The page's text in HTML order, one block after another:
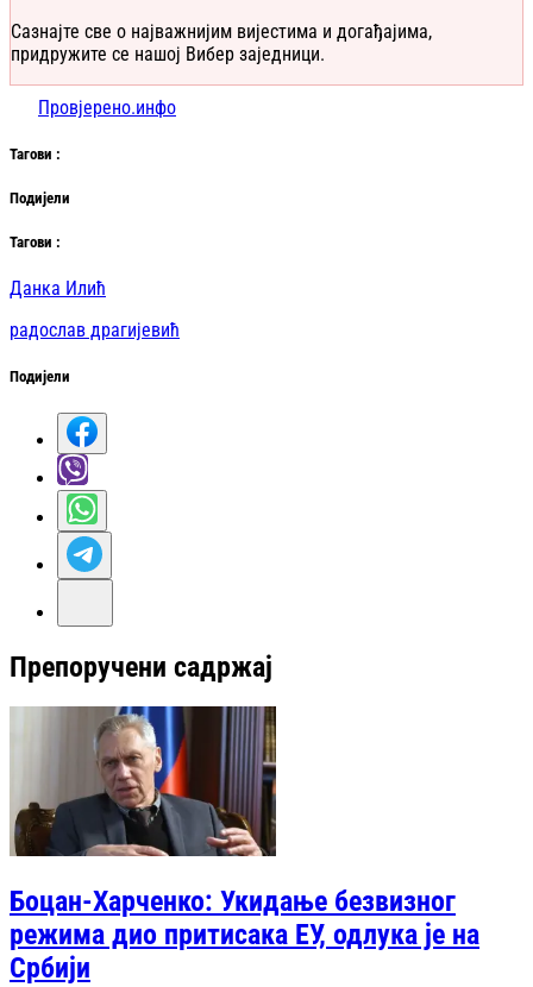
Сазнајте све о најважнијим вијестима и догађајима,
придружите се нашој Вибер заједници.
Провјерено.инфо
Тагови :
Подијели
Тагови :
Данка Илић
радослав драгијевић
Подијели
Препоручени садржај
Боцан-Харченко: Укидање безвизног
режима дио притисака ЕУ, одлука је на
Србији